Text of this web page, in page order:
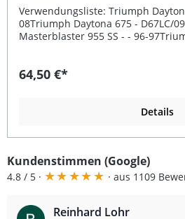
Verwendungsliste: Triumph
08Triumph Daytona 675 - D67LC/
Masterblaster 955 SS - - 96-
EBC Bremsscheibe MD648
gleichmäßige
anspruchsvolle
Verschleiß ermöglicht, sodass Sie
Lebensdauer und konstanter
Hervorragende Wärmeableitung
64,50 €*
Details
Kundenstimmen (Google)
4.8 / 5 · ★★★★★ · aus 1109
Reinhard Lohr